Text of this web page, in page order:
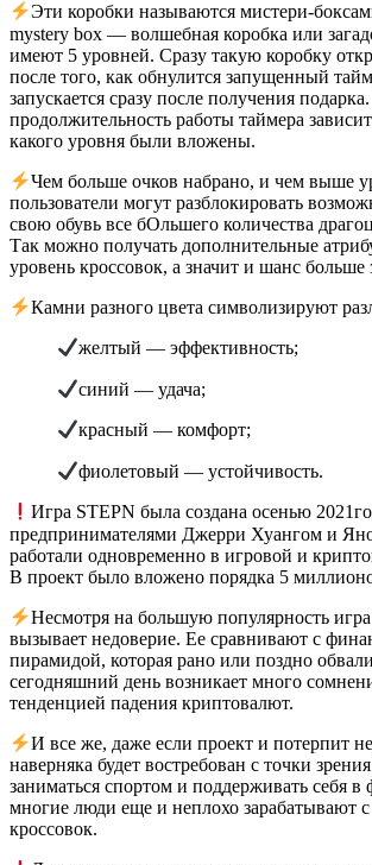
Эти коробки называются мистери-
mystery box — волшебная коробка или
имеют 5 уровней. Сразу такую коробку
после того, как обнулится запущенный
запускается сразу после получения
продолжительность работы таймера
какого уровня были вложены.
Чем больше очков набрано, и чем выше
пользователи могут разблокировать
свою обувь все бОльшего количества
Так можно получать дополнительные
уровень кроссовок, а значит и шанс больше
Камни разного цвета символизируют
желтый — эффективность;
синий — удача;
красный — комфорт;
фиолетовый — устойчивость.
Игра STEPN была создана осенью
предпринимателями Джерри Хуангом и
работали одновременно в игровой и
В проект было вложено порядка 5
Несмотря на большую популярность
вызывает недоверие. Ее сравнивают с
пирамидой, которая рано или поздно
сегодняшний день возникает много
тенденцией падения криптовалют.
И все же, даже если проект и потерпит
наверняка будет востребован с точки
заниматься спортом и поддерживать себя
многие люди еще и неплохо зарабатывают
кроссовок.